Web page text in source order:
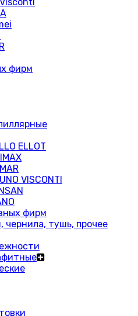
фирм
ELLOT
VISCONTI
фирм
тушь, прочее